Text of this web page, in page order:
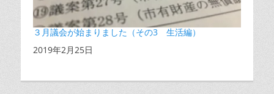
３月議会が始まりました（その3 生活編）
日付
2019年2月25日